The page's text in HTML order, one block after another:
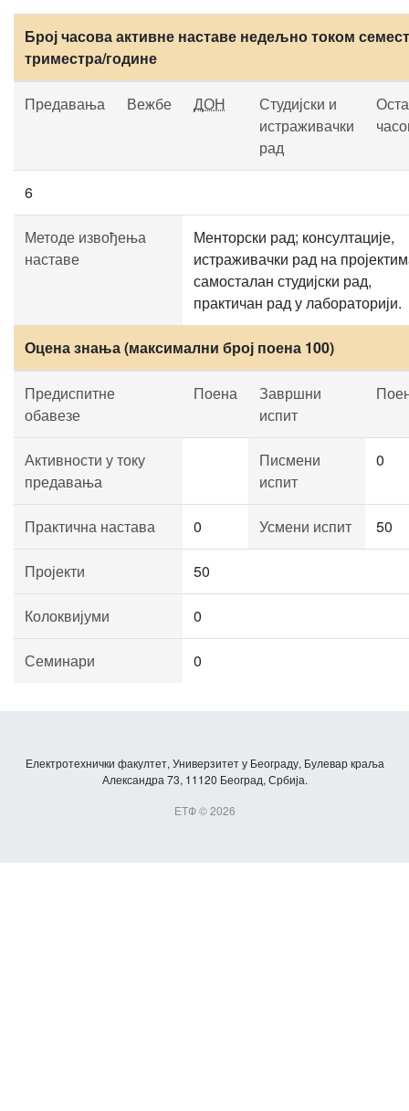
Број часова активне наставе недељно током
триместра/године
Предавања Вежбе ДОН
Студијски и
истраживачки
рад
6
Методе извођења
наставе
Менторски рад; консултације,
истраживачки рад на
самосталан студијски рад,
практичан рад у лабораторији.
Оцена знања (максимални број поена 100)
Предиспитне
обавезе
Поена
Завршни
испит
Активности у току
предавања
Писмени
испит
0
Практична настава 0 Усмени испит 50
Пројекти 50
Колоквијуми 0
Семинари 0
Електротехнички факултет, Универзитет у Београду, Булевар краља
Александра 73, 11120 Београд, Србија.
ЕТФ © 2026